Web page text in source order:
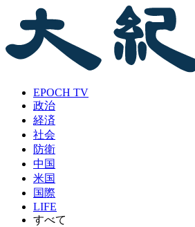
EPOCH TV
政治
経済
社会
防衛
中国
米国
国際
LIFE
すべて